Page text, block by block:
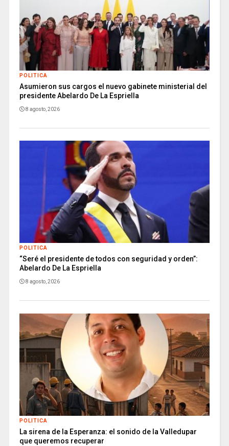
POLITICA
Asumieron sus cargos el nuevo gabinete ministerial del
presidente Abelardo De La Espriella
8 agosto, 2026
POLITICA
“Seré el presidente de todos con seguridad y orden”:
Abelardo De La Espriella
8 agosto, 2026
POLITICA
La sirena de la Esperanza: el sonido de la Valledupar
que queremos recuperar